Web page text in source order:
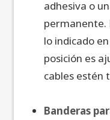
adhesiva o
permanente.
lo indicado
posición es
cables estén
Banderas